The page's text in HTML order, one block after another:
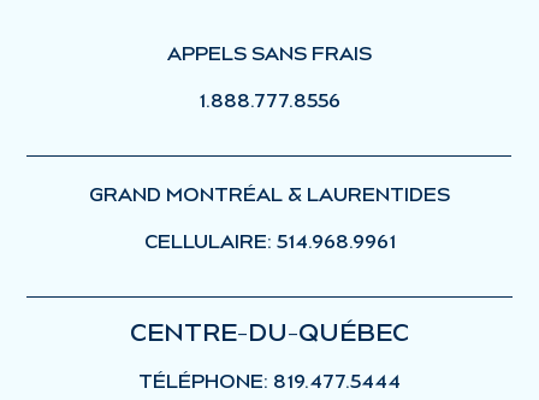
APPELS SANS FRAIS
1.888.777.8556
GRAND MONTRÉAL & LAURENTIDES
CELLULAIRE: 514.968.9961
CENTRE-DU-QUÉBEC
TÉLÉPHONE: 819.477.5444